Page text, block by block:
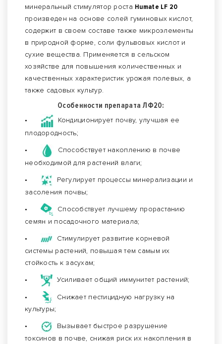
минеральный стимулятор роста Нumate LF 20
произведен на основе солей гуминовых кислот,
содержит в своем составе также микроэлементы
в природной форме, соли фульвовых кислот и
сухие вещества. Применяется в сельском
хозяйстве для повышения количественных и
качественных характеристик урожая полевых, а
также садовых культур.
Особенности препарата ЛФ20:
•
Кондиционирует почву, улучшая ее
плодородность;
•
Способствует накоплению в почве
необходимой для растений влаги;
•
Регулирует процессы минерализации и
засоления почвы;
•
Способствует лучшему прорастанию
семян и посадочного материала;
•
Стимулирует развитие корневой
системы растений, повышая тем самым их
стойкость к засухам;
•
Усиливает общий иммунитет растений;
•
Снижает пестицидную нагрузку на
культуры;
•
Вызывает быстрое разрушение
токсинов в почве, снижая риск их накопления в